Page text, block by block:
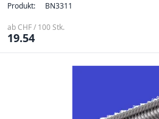
Produkt: BN3311
ab CHF / 100 Stk.
19.54